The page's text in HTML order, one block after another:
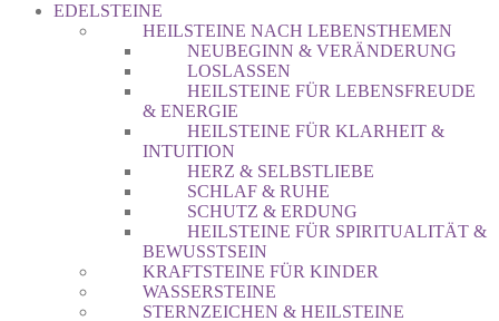
EDELSTEINE
HEILSTEINE NACH LEBENSTHEMEN
NEUBEGINN & VERÄNDERUNG
LOSLASSEN
HEILSTEINE FÜR LEBENSFREUDE
& ENERGIE
HEILSTEINE FÜR KLARHEIT &
INTUITION
HERZ & SELBSTLIEBE
SCHLAF & RUHE
SCHUTZ & ERDUNG
HEILSTEINE FÜR SPIRITUALITÄT &
BEWUSSTSEIN
KRAFTSTEINE FÜR KINDER
WASSERSTEINE
STERNZEICHEN & HEILSTEINE